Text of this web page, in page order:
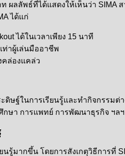
ผลลัพธ์ที่ได้แสดงให้เห็นว่า SIMA
ได้แก่
ได้ในเวลาเพียง 15 นาที
ท่าผู้เล่นมืออาชีพ
คล่องแคล่ว
ดิษฐ์ในการเรียนรู้และทำกิจกรรม
กษา การแพทย์ การพัฒนาธุรกิจ ฯลฯ
นรู้มากขึ้น โดยการสังเกตุวิธีการที่